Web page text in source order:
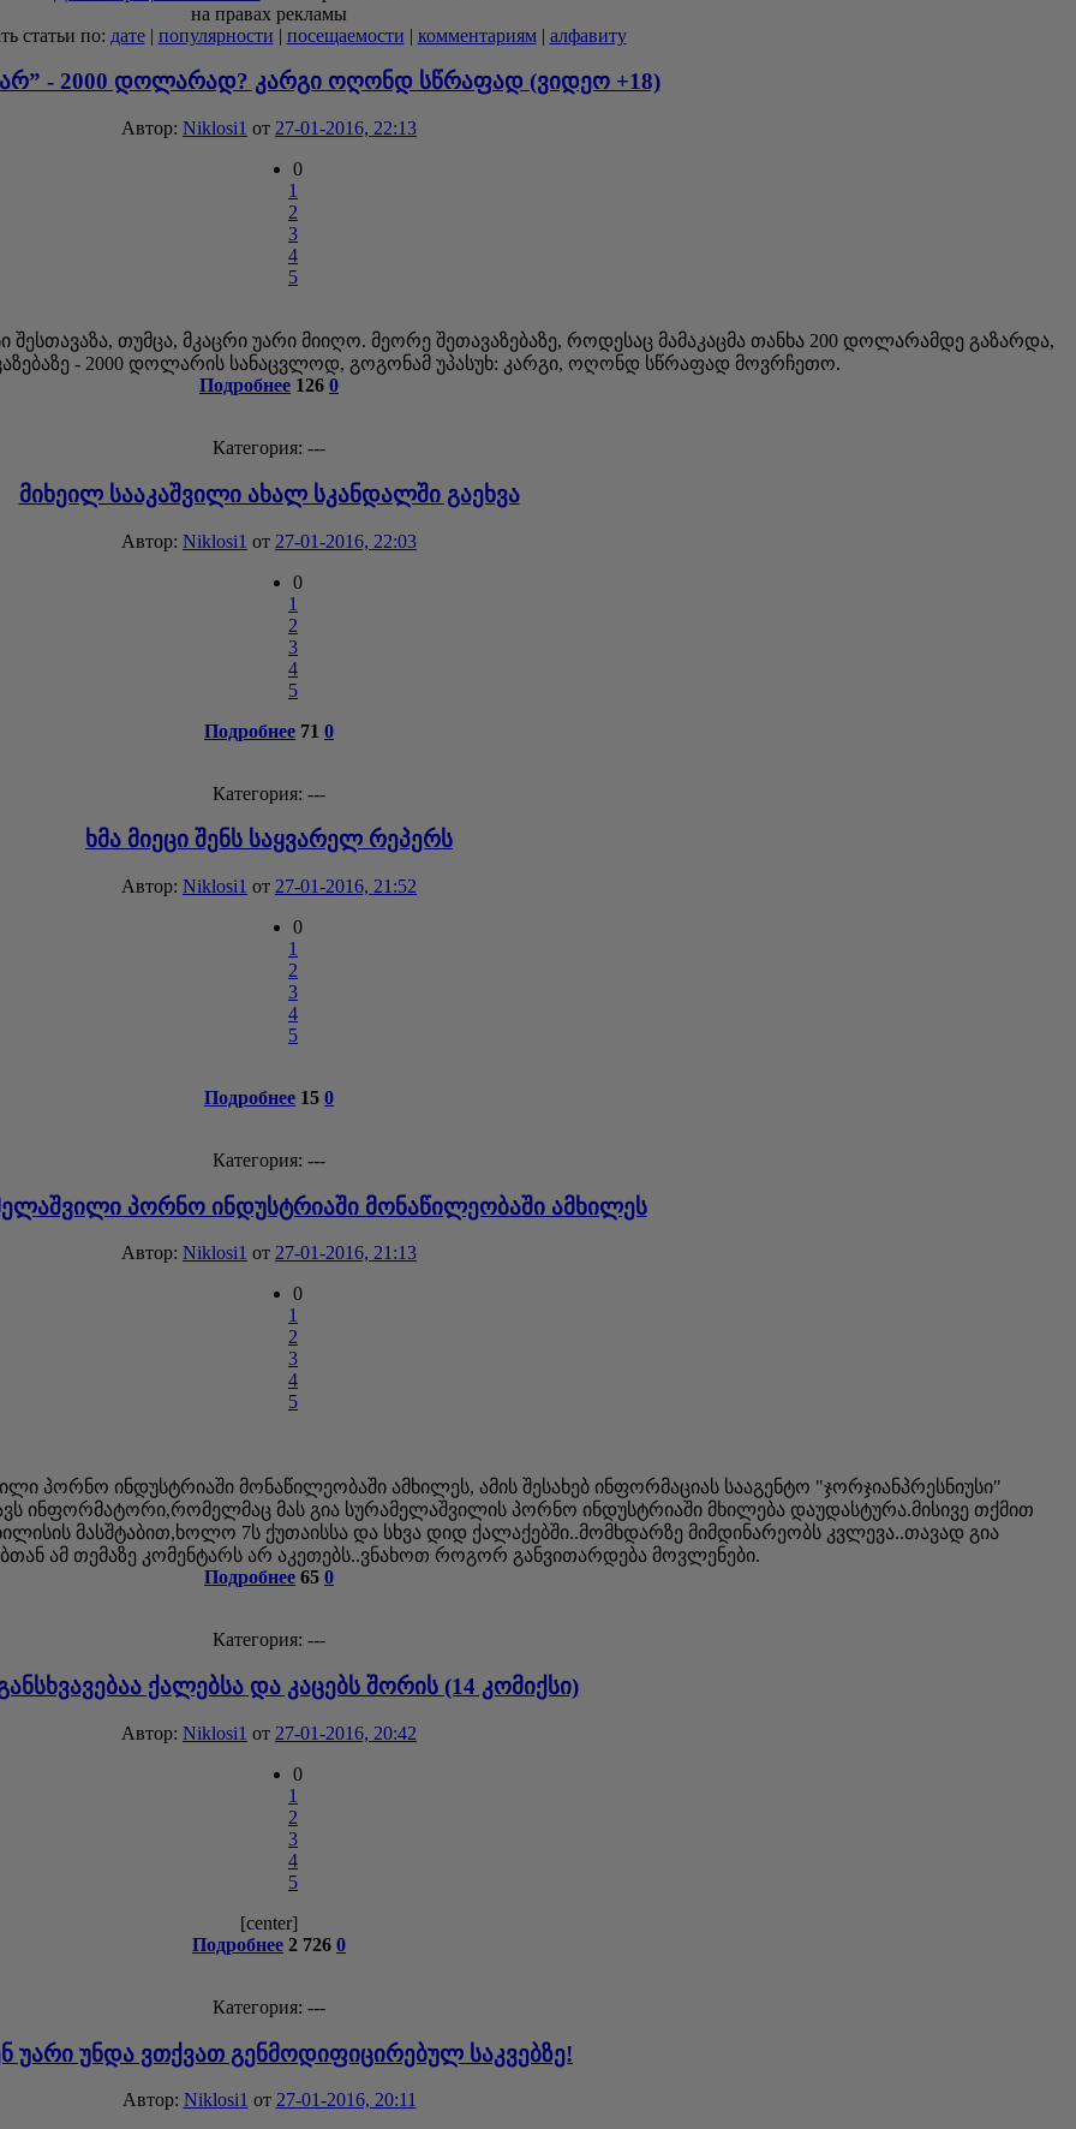
на правах рекламы
статьи по: дате| популярности | посещаемости | комментариям| алфавиту
- 2000 დოლარად? კარგი ოღონდ სწრაფად (ვიდეო +18)
Автор: Niklosi1 от 27-01-2016, 22:13
0
1
2
3
4
5
თუმცა, მკაცრი უარი მიიღო. მეორე შეთავაზებაზე, როდესაც მამაკაცმა თანხა 200 დოლარამდე გაზარდა,
- 2000 დოლარის სანაცვლოდ, გოგონამ უპასუხ: კარგი, ოღონდ სწრაფად მოვრჩეთო.
Подробнее 126 0
Категория: ---
მიხეილ სააკაშვილი ახალ სკანდალში გაეხვა
Автор: Niklosi1 от 27-01-2016, 22:03
0
1
2
3
4
5
Подробнее 71 0
Категория: ---
ხმა მიეცი შენს საყვარელ რეპერს
Автор: Niklosi1 от 27-01-2016, 21:52
0
1
2
3
4
5
Подробнее 15 0
Категория: ---
პორნო ინდუსტრიაში მონაწილეობაში ამხილეს
Автор: Niklosi1 от 27-01-2016, 21:13
0
1
2
3
4
5
ინდუსტრიაში მონაწილეობაში ამხილეს, ამის შესახებ ინფორმაციას სააგენტო "ჯორჯიანპრესნიუსი"
ინფორმატორი,რომელმაც მას გია სურამელაშვილის პორნო ინდუსტრიაში მხილება დაუდასტურა.მისივე თქმით
მასშტაბით,ხოლო 7ს ქუთაისსა და სხვა დიდ ქალაქებში..მომხდარზე მიმდინარეობს კვლევა..თავად გია
ამ თემაზე კომენტარს არ აკეთებს..ვნახოთ როგორ განვითარდება მოვლენები.
Подробнее 65 0
Категория: ---
ქალებსა და კაცებს შორის (14 კომიქსი)
Автор: Niklosi1 от 27-01-2016, 20:42
0
1
2
3
4
5
[center]
Подробнее 2 726 0
Категория: ---
უარი უნდა ვთქვათ გენმოდიფიცირებულ საკვებზე!
Автор: Niklosi1 от 27-01-2016, 20:11